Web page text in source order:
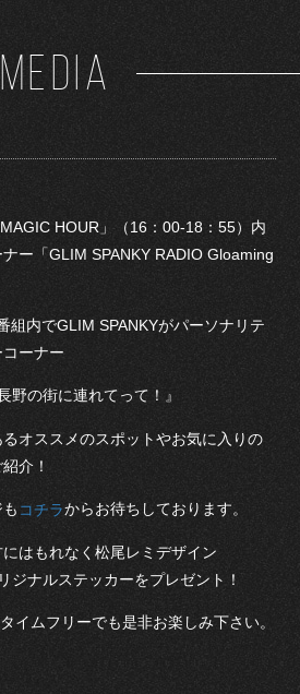
MEDIA
HOUR」（16：00-18：55）内
ー「GLIM SPANKY RADIO Gloaming
組内でGLIM SPANKYがパーソナリテ
ーナー
野の街に連れてって！』
オススメのスポットやお気に入りの
介！
コチラからお待ちしております。
はもれなく松尾レミデザイン
ジナルステッカーをプレゼント！
イムフリーでも是非お楽しみ下さい。